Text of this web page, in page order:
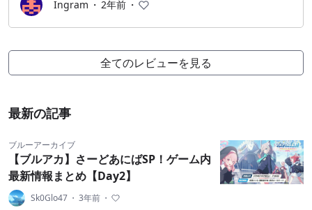
ブルアカのストーリーは全部読み込もうとすると丸一
ていて短編集のような気持ちで読めるから、気が向い
いるはずだから。
私はすべての章で号泣したよ。怖いね。
さて、そんなブルアカ、実は音楽やBGMもとてもこだ
わっていて、オリジナルBGMやキャラソンがたくさん
あるよ。ブルアカ公式youtubeの定期生放送では、冒
Ingram ・ 2年前 ・
全てのレビューを見る
最新の記事
ブルーアーカイブ
【ブルアカ】さーどあにばSP！ゲーム内
最新情報まとめ【Day2】
Sk0Glo47 ・ 3年前 ・